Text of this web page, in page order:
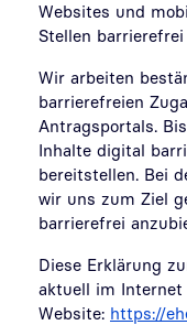
Websites und
Stellen
Wir arbeiten
barrierefreien
Antragsportals.
Inhalte digital
bereitstellen. Bei
wir uns zum Ziel
barrierefrei
Diese Erklärung
aktuell im Internet
Website: https://